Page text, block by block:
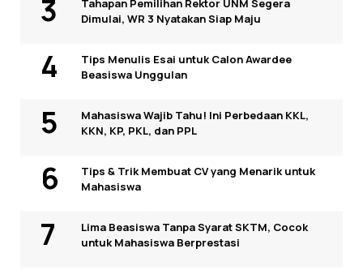
Tahapan Pemilihan Rektor UNM Segera
Dimulai, WR 3 Nyatakan Siap Maju
Tips Menulis Esai untuk Calon Awardee
Beasiswa Unggulan
Mahasiswa Wajib Tahu! Ini Perbedaan KKL,
KKN, KP, PKL, dan PPL
Tips & Trik Membuat CV yang Menarik untuk
Mahasiswa
Lima Beasiswa Tanpa Syarat SKTM, Cocok
untuk Mahasiswa Berprestasi